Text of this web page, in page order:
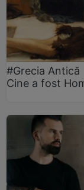
#Grecia Antică
Cine a fost